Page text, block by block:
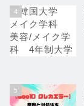
4
5